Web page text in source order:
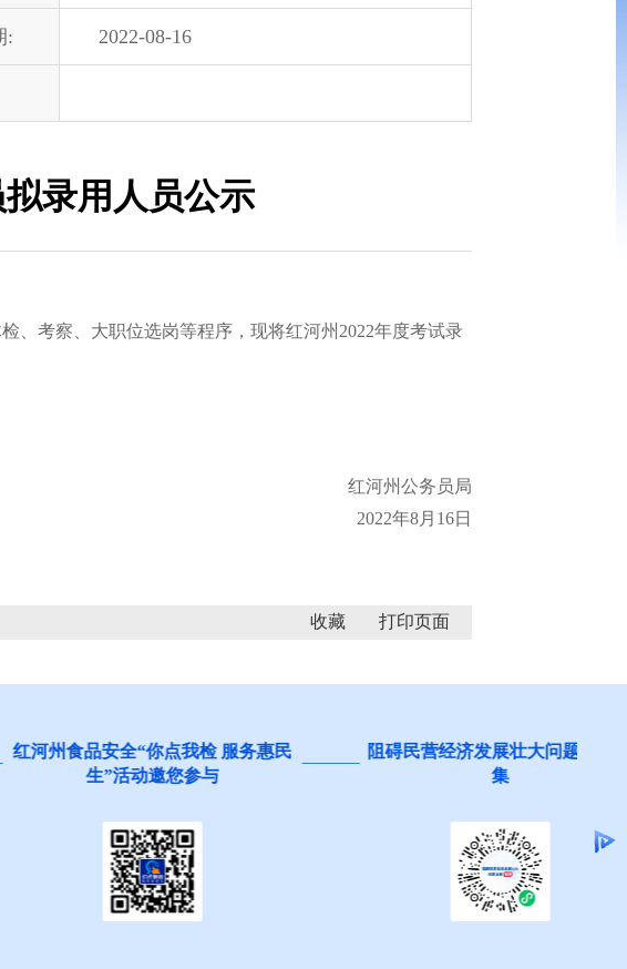
: 2022-08-16
录用人员公示
考察、大职位选岗等程序，现将红河州2022年度考试录
红河州公务员局
2022年8月16日
收藏
安全“你点我检 服务惠民
生”活动邀您参与
阻碍民营经济发展壮大问题线索征